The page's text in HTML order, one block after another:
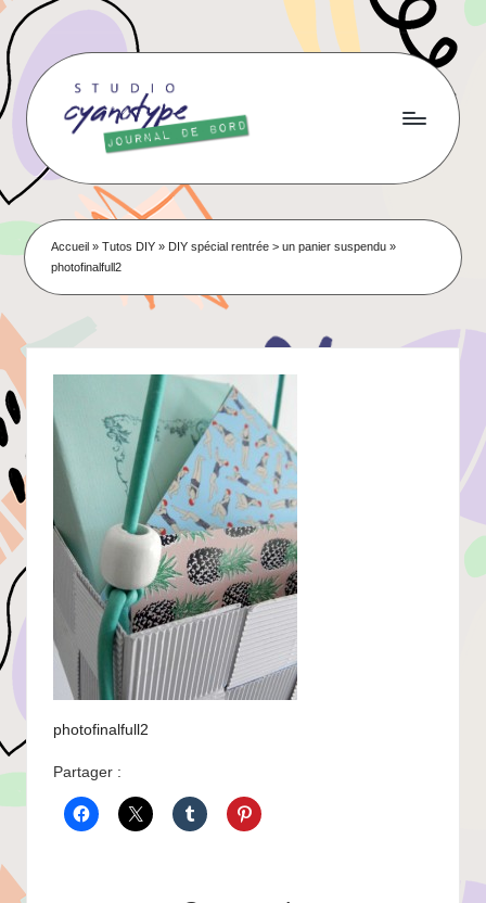
Skip
to
content
Accueil »Tutos DIY » DIY spécial rentrée > un panier suspendu »
photofinalfull2
photofinalfull2
Partager :